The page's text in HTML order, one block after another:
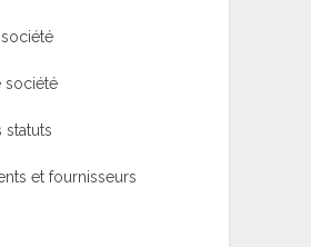
société
statuts
et fournisseurs